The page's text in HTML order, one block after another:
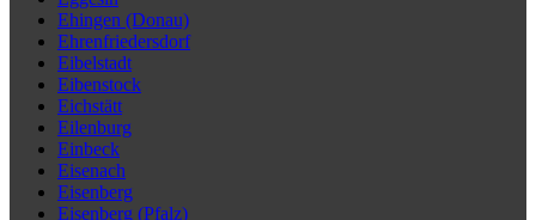
Ehingen (Donau)
Ehrenfriedersdorf
Eibelstadt
Eibenstock
Eichstätt
Eilenburg
Einbeck
Eisenach
Eisenberg
Eisenberg (Pfalz)